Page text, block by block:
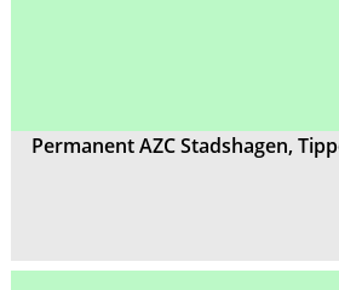
Permanent AZC Stadshagen,